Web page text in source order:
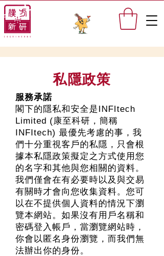
私隱政策
服務承諾
閣下的隱私和安全是INFItech
Limited (康至科研，簡稱
INFItech) 最優先考慮的事，我
們十分重視客戶的私隱，只會根
據本私隱政策擬定之方式使用您
的名字和其他與您相關的資料。
我們僅會在有必要時以及與交易
有關時才會向您收集資料。您可
以在不提供個人資料的情況下瀏
覽本網站。如果沒有用戶名稱和
密碼登入帳戶，當瀏覽網站時，
你會以匿名身份瀏覽，而我們無
法辦出你的身份。